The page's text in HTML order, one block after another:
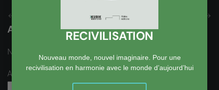
Ajouter un Commentaire
Nom
Adresse email
RECIVILISATION
Nouveau monde, nouvel imaginaire. Pour une
recivilisation en harmonie avec le monde d’aujourd’hui